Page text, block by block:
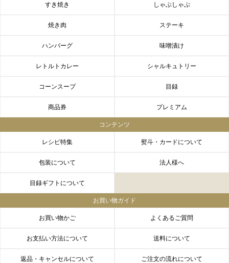
FACEBOOK instagram LINE
すき焼き しゃぶしゃぶ
焼き肉 ステーキ
ハンバーグ 味噌漬け
レトルトカレー シャルキュトリー
コーンスープ 目録
商品券 プレミアム
コンテンツ
レシピ特集 熨斗・カードについて
包装について 法人様へ
目録ギフトについて
お買い物ガイド
お買い物かご よくあるご質問
お支払い方法について 送料について
返品・キャンセルについて ご注文の流れについて